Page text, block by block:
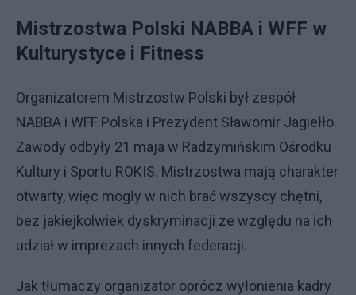
Mistrzostwa Polski NABBA i WFF w
Kulturystyce i Fitness
Organizatorem Mistrzostw Polski był zespół
NABBA i WFF Polska i Prezydent Sławomir Jagiełło.
Zawody odbyły 21 maja w Radzymińskim Ośrodku
Kultury i Sportu ROKIS. Mistrzostwa mają charakter
otwarty, więc mogły w nich brać wszyscy chętni,
bez jakiejkolwiek dyskryminacji ze względu na ich
udział w imprezach innych federacji.
Jak tłumaczy organizator oprócz wyłonienia kadry